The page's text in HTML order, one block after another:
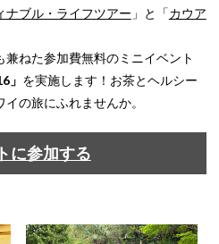
ナブル・ライフツアー 」と「カウア
ねた参加費無料のミニイベント
」 を実施します！お茶とヘルシー
の旅にふれませんか。
に参加する